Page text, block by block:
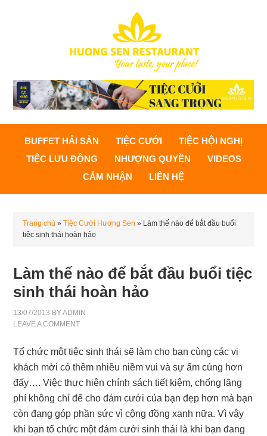
BUFFET HẢI SẢN TIỆC CƯỚI
TIỆC HỘI NGHỊ
TIỆC LƯU ĐỘNG
NHƯỢNG QUYỀN
VIDEOS
CẢM NHẬN
LIÊN HỆ
Trang chủ »Tiệc Cưới Hương Sen » Làm thế nào để bắt đầu buổi
tiệc sinh thái hoàn hảo
Làm thế nào để bắt đầu buổi tiệc
sinh thái hoàn hảo
13/07/2013 BYADMIN
LEAVE A COMMENT
Tổ chức một tiệc sinh thái sẽ làm cho bạn cùng các vị
khách mời có thêm nhiều niềm vui và sự ấm cúng hơn
đấy…. Việc thực hiện chính sách tiết kiệm, chống lãng
phí không chỉ để cho đám cưới của bạn đẹp hơn mà bạn
còn đang góp phần sức vì cộng đồng xanh nữa. Vì vậy
khi bạn tổ chức một đám cưới sinh thái là khi bạn đang